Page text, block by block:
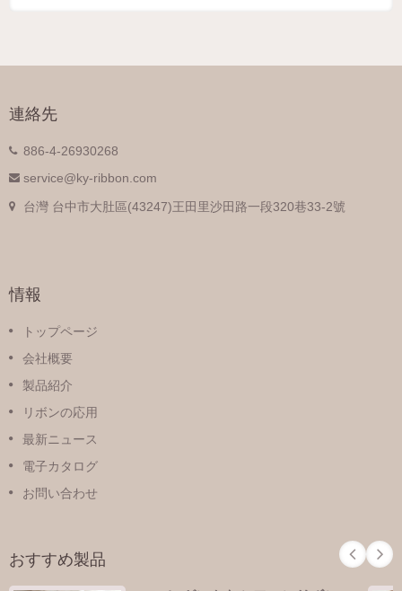
連絡先
886-4-26930268
service@ky-ribbon.com
台灣 台中市大肚區(43247)王田里沙田路一段320巷33-2號
情報
トップページ
会社概要
製品紹介
リボンの応用
最新ニュース
電子カタログ
お問い合わせ
おすすめ製品